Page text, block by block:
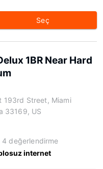
Seç
1BR Near Hard
193rd Street, Miami
33169, US
4 değerlendirme
internet